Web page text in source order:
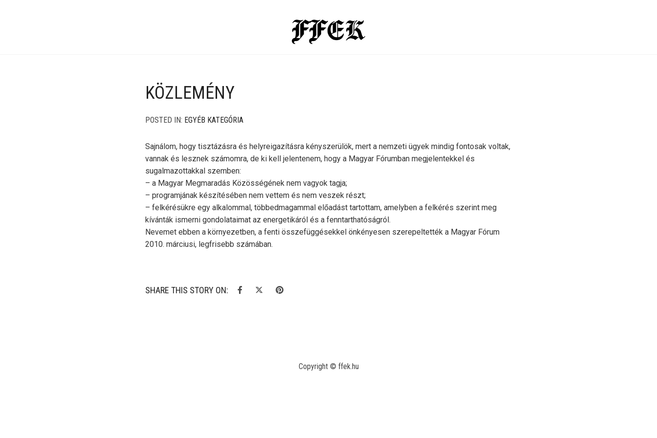
KÖZLEMÉNY
POSTED IN: EGYÉB KATEGÓRIA
Sajnálom, hogy tisztázásra és helyreigazításra kényszerülök, mert a nemzeti ügyek mindig fontosak voltak,
vannak és lesznek számomra, de ki kell jelentenem, hogy a Magyar Fórumban megjelentekkel és
sugalmazottakkal szemben:
– a Magyar Megmaradás Közösségének nem vagyok tagja;
– programjának készítésében nem vettem és nem veszek részt;
– felkérésükre egy alkalommal, többedmagammal előadást tartottam, amelyben a felkérés szerint meg
kívánták ismerni gondolataimat az energetikáról és a fenntarthatóságról.
Nevemet ebben a környezetben, a fenti összefüggésekkel önkényesen szerepeltették a Magyar Fórum
2010. márciusi, legfrisebb számában.
SHARE THIS STORY ON:
Copyright © ffek.hu